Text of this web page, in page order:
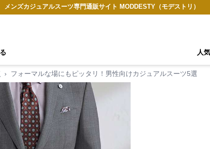
メンズカジュアルスーツ専門通販サイト MODDESTY（モデストリ）
人
› フォーマルな場にもピッタリ！男性向けカジュアルスーツ5選